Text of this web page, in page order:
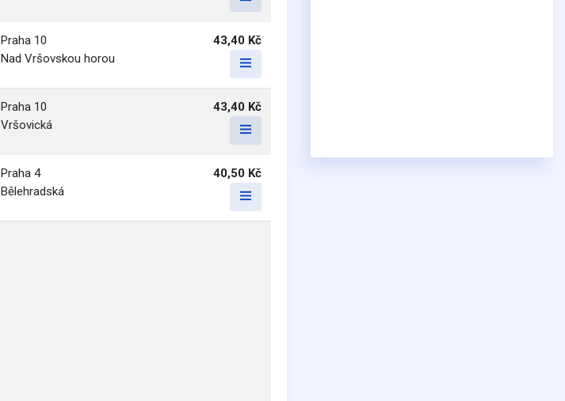
Praha 10
Nad Vršovskou horou
43,40 Kč
Praha 10
Vršovická
43,40 Kč
Praha 4
Bělehradská
40,50 Kč